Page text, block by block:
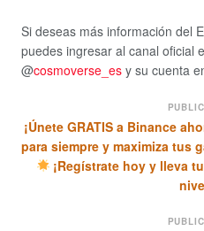
Si deseas más información del
puedes ingresar al canal oficial
@cosmoverse_es y su cuenta
¡Únete GRATIS a Binance
para siempre y maximiza tus
¡Regístrate hoy y lleva